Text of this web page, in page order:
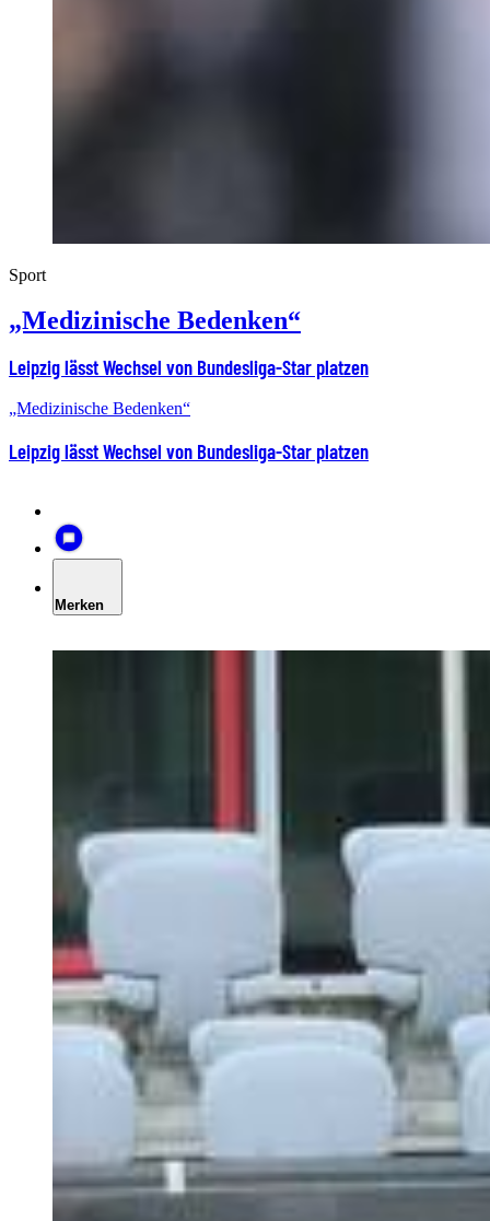
Sport
„Medizinische Bedenken“
Leipzig lässt Wechsel von Bundesliga-Star platzen
„Medizinische Bedenken“
Leipzig lässt Wechsel von Bundesliga-Star platzen
Merken